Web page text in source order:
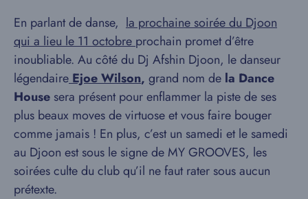
En parlant de danse, la prochaine soirée du Djoon
qui a lieu le 11 octobre prochain promet d’être
inoubliable. Au côté du Dj Afshin Djoon, le danseur
légendaire Ejoe Wilson, grand nom de la Dance
House sera présent pour enflammer la piste de ses
plus beaux moves de virtuose et vous faire bouger
comme jamais ! En plus, c’est un samedi et le samedi
au Djoon est sous le signe de MY GROOVES, les
soirées culte du club qu’il ne faut rater sous aucun
prétexte.